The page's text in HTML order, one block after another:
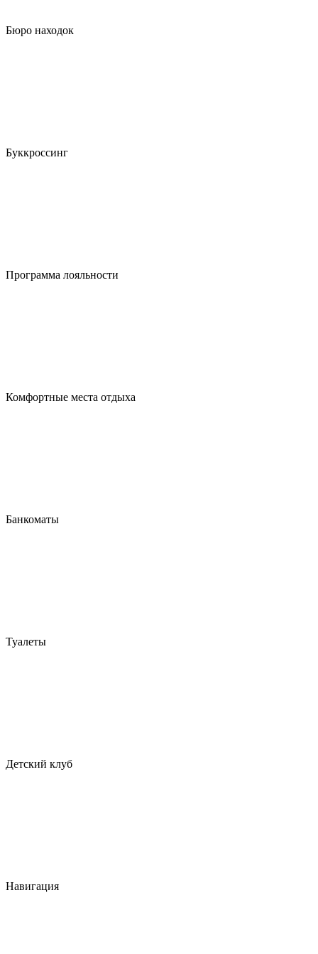
Бюро находок
Буккроссинг
Программа лояльности
Комфортные места отдыха
Банкоматы
Туалеты
Детский клуб
Навигация